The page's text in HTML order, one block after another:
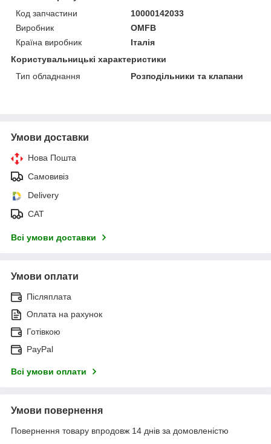
Код запчастини
10000142033
Виробник
OMFB
Країна виробник
Італія
Користувальницькі характеристики
Тип обладнання
Розподільники та клапани
Умови доставки
Нова Пошта
Самовивіз
Delivery
САТ
Всі умови доставки
Умови оплати
Післяплата
Оплата на рахунок
Готівкою
PayPal
Всі умови оплати
Умови повернення
Повернення товару впродовж 14 днів за домовленістю